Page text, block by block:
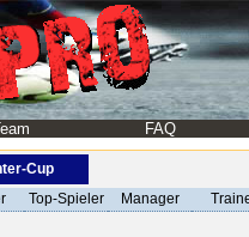
FAQ
Cup
Top-Spieler Manager